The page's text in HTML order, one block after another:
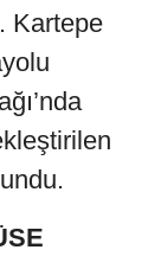
Kartepe